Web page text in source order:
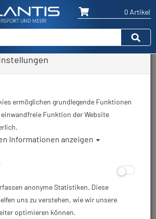
0 Artikel
Zurück
ermöglichen grundlegende Funktionen
Funktion der Website
Informationen anzeigen
anonyme Statistiken. Diese
uns zu verstehen, wie wir unsere
optimieren können.